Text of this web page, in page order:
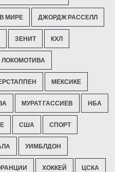
В МИРЕ ДЖОРДЖ РАССЕЛЛ
ЗЕНИТ КХЛ
ЛОКОМОТИВА
МЕКСИКЕ
МУРАТ ГАССИЕВ НБА
США СПОРТ
УИМБЛДОН
ХОККЕЙ ЦСКА